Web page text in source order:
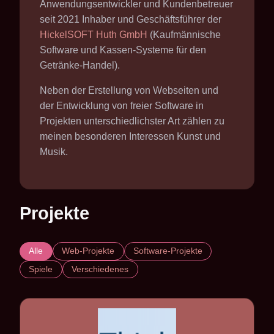
Anwendungsentwickler und Kundenbetreuer
seit 2021 Inhaber und Geschäftsführer der
HickelSOFT Huth GmbH (Kaufmännische
Software und Kassen-Systeme für den
Getränke-Handel).
Neben der Erstellung von Webseiten und
der Entwicklung von freier Software in
Projekten unterschiedlichster Art zählen zu
meinen besonderen Interessen Kunst und
Musik.
Projekte
Alle Web-Projekte
Software-Projekte
Spiele
Verschiedenes